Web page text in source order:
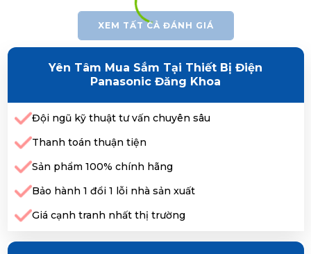
XEM TẤT CẢ ĐÁNH GIÁ
Yên Tâm Mua Sắm Tại Thiết Bị Điện
Panasonic Đăng Khoa
Đội ngũ kỹ thuật tư vấn chuyên sâu
Thanh toán thuận tiện
Sản phẩm 100% chính hãng
Bảo hành 1 đổi 1 lỗi nhà sản xuất
Giá cạnh tranh nhất thị trường